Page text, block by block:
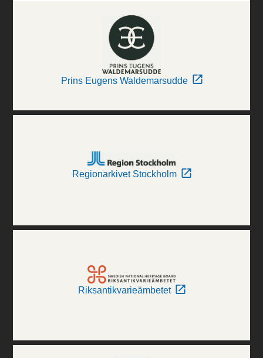
Prins Eugens Waldemarsudde
Regionarkivet Stockholm
Riksantikvarieämbetet